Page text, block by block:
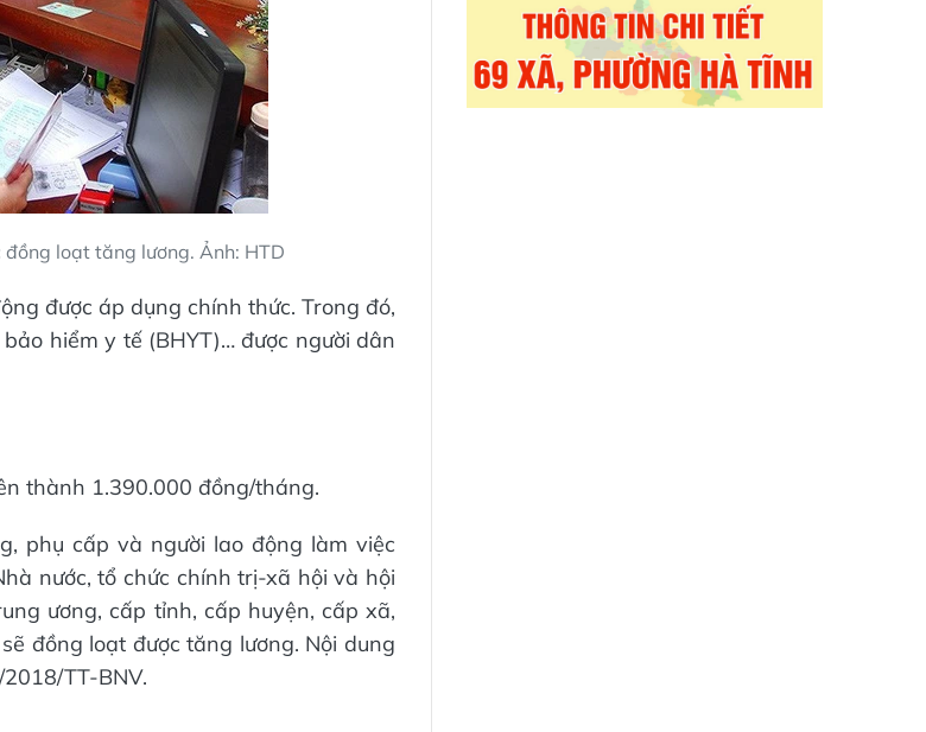
loạt tăng lương. Ảnh: HTD
được áp dụng chính thức. Trong đó,
hiểm y tế (BHYT)… được người dân
thành 1.390.000 đồng/tháng.
phụ cấp và người lao động làm việc
nước, tổ chức chính trị-xã hội và hội
ương, cấp tỉnh, cấp huyện, cấp xã,
đồng loạt được tăng lương. Nội dung
TT-BNV.